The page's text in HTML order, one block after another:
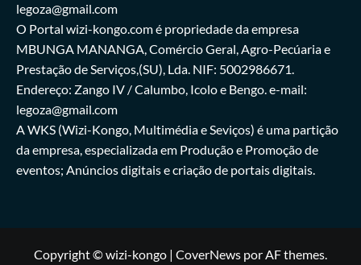
legoza@gmail.com
O Portal wizi-kongo.com é propriedade da empresa
MBUNGA MANANGA, Comércio Geral, Agro-Pecúaria e
Prestação de Serviços,(SU), Lda. NIF: 5002986671.
Endereço: Zango IV / Calumbo, Icolo e Bengo. e-mail:
legoza@gmail.com
A WKS (Wizi-Kongo, Multimédia e Seviços) é uma partição
da empresa, especializada em Produção e Promoção de
eventos; Anúncios digitais e criação de portais digitais.
Copyright © wizi-kongo | CoverNews por AF themes.